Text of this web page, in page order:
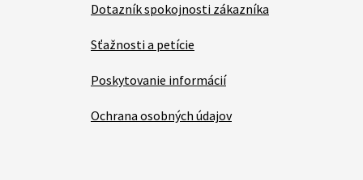
Dotazník spokojnosti zákazníka
Sťažnosti a petície
Poskytovanie informácií
Ochrana osobných údajov